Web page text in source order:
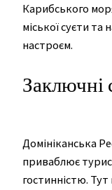
Карибського
міської суєти
настроєм.
Заключні
Домініканська
приваблює
гостинністю.